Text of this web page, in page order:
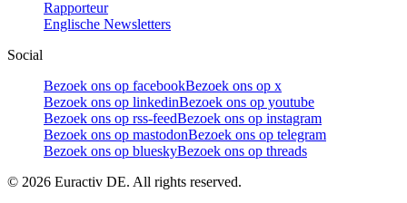
Rapporteur
Englische Newsletters
Social
Bezoek ons op facebookBezoek ons op x
Bezoek ons op linkedinBezoek ons op youtube
Bezoek ons op rss-feedBezoek ons op instagram
Bezoek ons op mastodonBezoek ons op telegram
Bezoek ons op blueskyBezoek ons op threads
© 2026 Euractiv DE. All rights reserved.